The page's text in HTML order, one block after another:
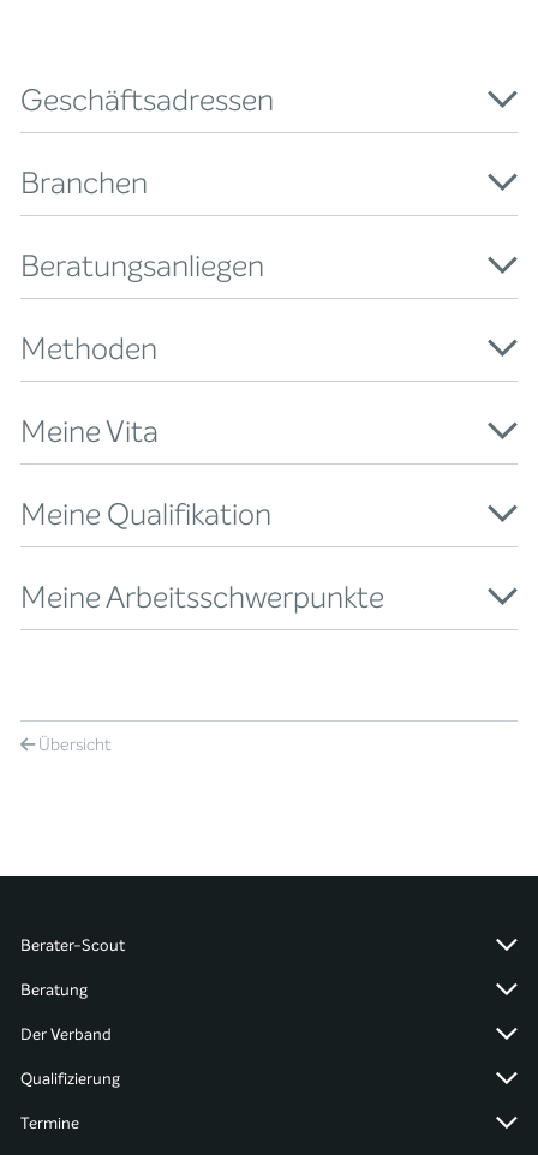
Geschäftsadressen
Branchen
Beratungsanliegen
Methoden
Meine Vita
Meine Qualifikation
Meine Arbeitsschwerpunkte
Übersicht
Berater-Scout
Beratung
Der Verband
Qualifizierung
Termine